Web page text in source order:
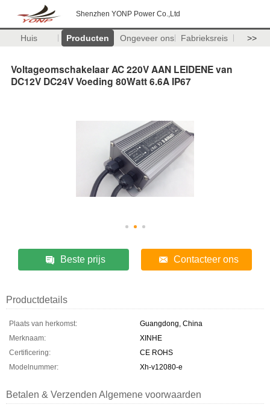
Shenzhen YONP Power Co.,Ltd
Huis Producten Ongeveer ons Fabrieksreis >>
Voltageomschakelaar AC 220V AAN LEIDENE van
DC12V DC24V Voeding 80Watt 6.6A IP67
Beste prijs Contacteer ons
Productdetails
Plaats van herkomst:
Guangdong, China
Merknaam:
XINHE
Certificering:
CE ROHS
Modelnummer:
Xh-v12080-e
Betalen & Verzenden Algemene voorwaarden